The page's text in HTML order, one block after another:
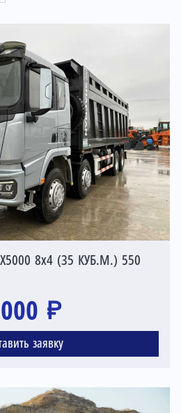
X5000 8x4 (35 КУБ.М.) 550
₽
заявку